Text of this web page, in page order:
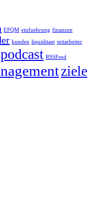
EFQM einfuehrung finanzen
kunden liquiditaet mitarbeiter
podcast RSSFeed
ziele